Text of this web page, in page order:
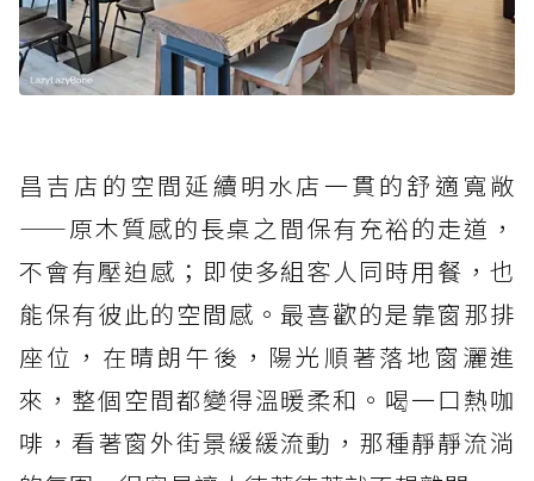
昌吉店的空間延續明水店一貫的舒適寬敞
——原木質感的長桌之間保有充裕的走道，
不會有壓迫感；即使多組客人同時用餐，也
能保有彼此的空間感。最喜歡的是靠窗那排
座位，在晴朗午後，陽光順著落地窗灑進
來，整個空間都變得溫暖柔和。喝一口熱咖
啡，看著窗外街景緩緩流動，那種靜靜流淌